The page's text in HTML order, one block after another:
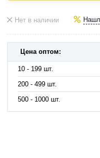
Нет в наличии
Цена оптом:
10 - 199 шт.
200 - 499 шт.
500 - 1000 шт.